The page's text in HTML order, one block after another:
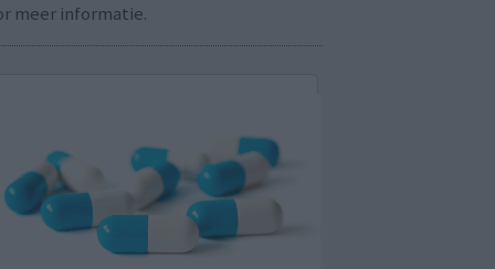
meer informatie.